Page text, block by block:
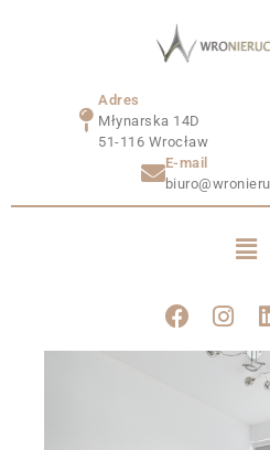
Adres
Młynarska 14D
51-116 Wrocław
E-mail